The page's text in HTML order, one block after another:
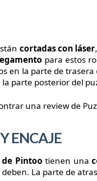
cortadas con láser
para estos
en la parte de
parte posterior del
una review de
ENCAJE
de Pintoo tienen una
La parte de